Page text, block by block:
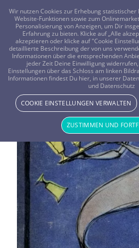
FRAGEN? KOSTENLOS ANRUFEN:
Wir nutzen Cookies zur Erhebung
Website-Funktionen sowie zum
Personalisierung von Anzeigen, um Dir
Erfahrung zu bieten. Klicke auf „Alle
akzeptieren oder klicke auf "Cookie
detaillierte Beschreibung der von uns
Informationen über die entsprechenden
jeder Zeit Deine Einwilligung
Einstellungen über das Schloss am linken
Informationen findest Du hier, in unserer
und Datenschutz
COOKIE EINSTELLUNGEN VERWALTEN
ZUSTIMMEN UND